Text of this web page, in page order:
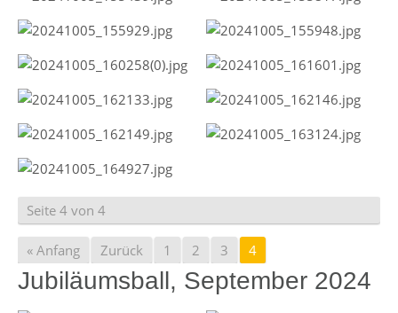
Seite 4 von 4
« Anfang Zurück 1 2 3 4
Jubiläumsball, September 2024